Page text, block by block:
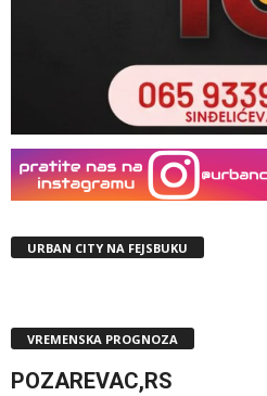
URBAN CITY NA FEJSBUKU
VREMENSKA PROGNOZA
POZAREVAC,RS